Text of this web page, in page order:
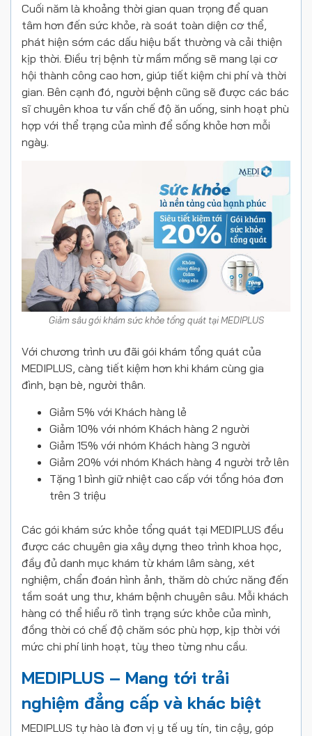
Cuối năm là khoảng thời gian quan trọng để quan
tâm hơn đến sức khỏe, rà soát toàn diện cơ thể,
phát hiện sớm các dấu hiệu bất thường và cải thiện
kịp thời. Điều trị bệnh từ mầm mống sẽ mang lại cơ
hội thành công cao hơn, giúp tiết kiệm chi phí và thời
gian. Bên cạnh đó, người bệnh cũng sẽ được các bác
sĩ chuyên khoa tư vấn chế độ ăn uống, sinh hoạt phù
hợp với thể trạng của mình để sống khỏe hơn mỗi
ngày.
Giảm sâu gói khám sức khỏe tổng quát tại MEDIPLUS
Với chương trình ưu đãi gói khám tổng quát của
MEDIPLUS, càng tiết kiệm hơn khi khám cùng gia
đình, bạn bè, người thân.
Giảm 5% với Khách hàng lẻ
Giảm 10% với nhóm Khách hàng 2 người
Giảm 15% với nhóm Khách hàng 3 người
Giảm 20% với nhóm Khách hàng 4 người trở lên
Tặng 1 bình giữ nhiệt cao cấp với tổng hóa đơn
trên 3 triệu
Các gói khám sức khỏe tổng quát tại MEDIPLUS đều
được các chuyên gia xây dựng theo trình khoa học,
đầy đủ danh mục khám từ khám lâm sàng, xét
nghiệm, chẩn đoán hình ảnh, thăm dò chức năng đến
tầm soát ung thư, khám bệnh chuyên sâu. Mỗi khách
hàng có thể hiểu rõ tình trạng sức khỏe của mình,
đồng thời có chế độ chăm sóc phù hợp, kịp thời với
mức chi phí linh hoạt, tùy theo từng nhu cầu.
MEDIPLUS – Mang tới trải
nghiệm đẳng cấp và khác biệt
MEDIPLUS tự hào là đơn vị y tế uy tín, tin cậy, góp